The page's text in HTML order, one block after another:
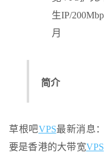
简介
草根吧VPS最新消息：
要是香港的大带宽VPS